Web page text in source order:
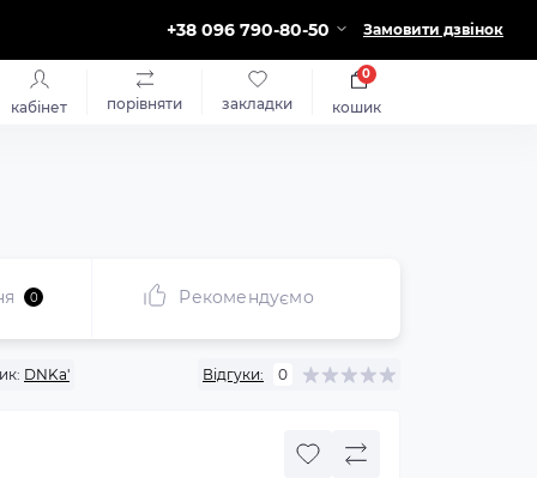
+38 096 790-80-50 Замовити дзвінок
кабінет порівняти закладки кошик
0
0 Рекомендуємо
DNKa' Відгуки: 0